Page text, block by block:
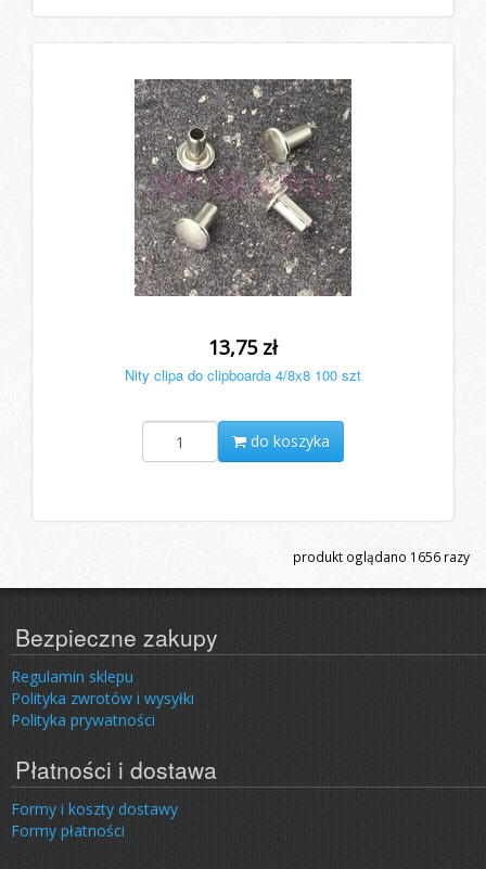
13,75 zł
Nity clipa do clipboarda 4/8x8 100 szt
do koszyka
produkt oglądano 1656 razy
Bezpieczne zakupy
Regulamin sklepu
Polityka zwrotów i wysyłki
Polityka prywatności
Płatności i dostawa
Formy i koszty dostawy
Formy płatności